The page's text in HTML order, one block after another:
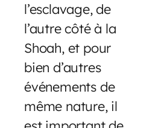
l’esclavage, de
l’autre côté à la
Shoah, et pour
bien d’autres
événements de
même nature, il